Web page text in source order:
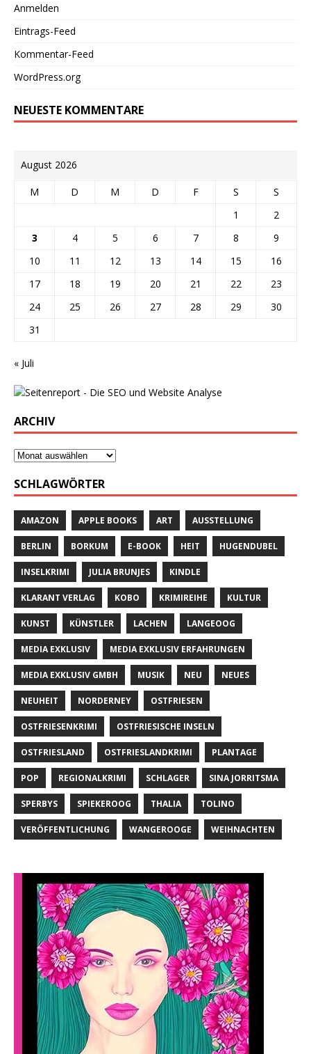
Anmelden
Eintrags-Feed
Kommentar-Feed
WordPress.org
NEUESTE KOMMENTARE
August 2026
M D M D F S
S
1
2
3
4 5 6 7 8
9
10
11 12 13 14 15
16
17
18 19 20 21 22
23
24
25 26 27 28 29
30
31
« Juli
ARCHIV
SCHLAGWÖRTER
AMAZON APPLE BOOKS ART AUSSTELLUNG
BERLIN BORKUM E-BOOK HEIT HUGENDUBEL
INSELKRIMI JULIA BRUNJES KINDLE
KLARANT VERLAG KOBO KRIMIREIHE KULTUR
KUNST KÜNSTLER LACHEN LANGEOOG
MEDIA EXKLUSIV MEDIA EXKLUSIV ERFAHRUNGEN
MEDIA EXKLUSIV GMBH MUSIK NEU NEUES
NEUHEIT NORDERNEY OSTFRIESEN
OSTFRIESENKRIMI OSTFRIESISCHE INSELN
OSTFRIESLAND OSTFRIESLANDKRIMI PLANTAGE
POP REGIONALKRIMI SCHLAGER SINA JORRITSMA
SPERBYS SPIEKEROOG THALIA TOLINO
VERÖFFENTLICHUNG WANGEROOGE WEIHNACHTEN